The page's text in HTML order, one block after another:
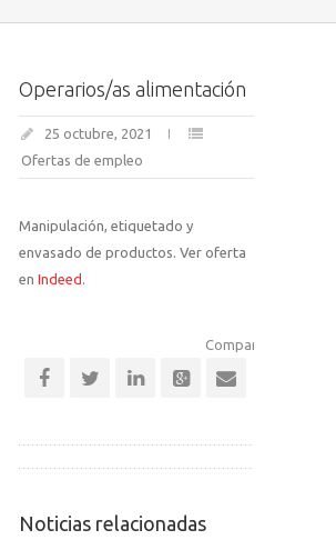
Operarios/as alimentación
25 octubre, 2021
Ofertas de empleo
Manipulación, etiquetado y
envasado de productos. Ver oferta
en Indeed .
Comparte esta
Noticias relacionadas